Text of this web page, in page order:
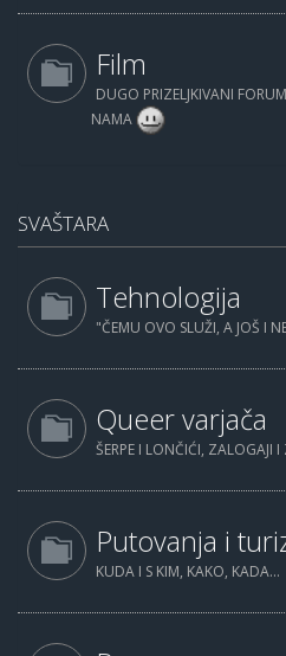
Film
DUGO PRIZELJKIVANI
NAMA
SVAŠTARA
Tehnologija
"ČEMU OVO SLUŽI, A JOŠ I
Queer varjača
ŠERPE I LONČIĆI, ZALOGAJI
Putovanja i
KUDA I S KIM, KAKO, KADA...